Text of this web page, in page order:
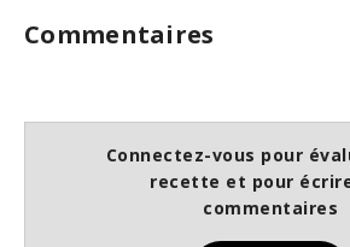
Commentaires
Connectez-vous pour
recette et pour
commentaires